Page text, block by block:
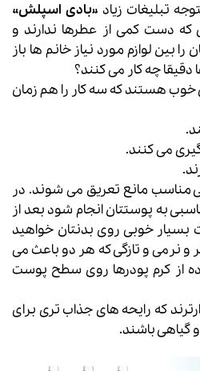
تبلیغات زیاد «بادی اسپلش»
که دست کمی از عطرها ندارند و
بین لوازم مورد نیاز خانم ها باز
چه کار می کنند؟
خوب هستند که سه کار را هم زمان
مناسب مانع تعریق می شوند. در
به پوستتان انجام شود بعد از
بسیار خوبی روی بدنتان خواهید
نرمی و تازگی که هر دو باعث می
از کرم پودرها روی سطح پوست
که رایحه های جذاب تری برای
باشند.